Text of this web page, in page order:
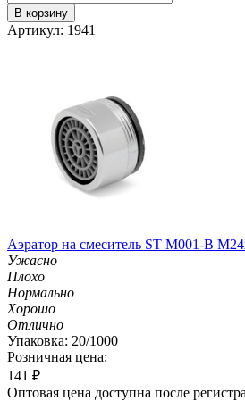
В корзину
Артикул: 1941
Аэратор на смеситель ST М001-B
Ужасно
Плохо
Нормально
Хорошо
Отлично
Упаковка: 20/1000
Розничная цена:
141 ₽
Оптовая цена доступна после